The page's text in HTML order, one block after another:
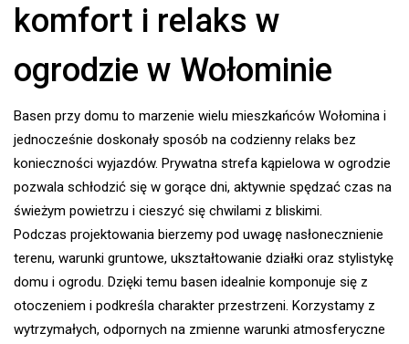
komfort i relaks w
ogrodzie w Wołominie
Basen przy domu to marzenie wielu mieszkańców Wołomina i
jednocześnie doskonały sposób na codzienny relaks bez
konieczności wyjazdów. Prywatna strefa kąpielowa w ogrodzie
pozwala schłodzić się w gorące dni, aktywnie spędzać czas na
świeżym powietrzu i cieszyć się chwilami z bliskimi.
Podczas projektowania bierzemy pod uwagę nasłonecznienie
terenu, warunki gruntowe, ukształtowanie działki oraz stylistykę
domu i ogrodu. Dzięki temu basen idealnie komponuje się z
otoczeniem i podkreśla charakter przestrzeni. Korzystamy z
wytrzymałych, odpornych na zmienne warunki atmosferyczne